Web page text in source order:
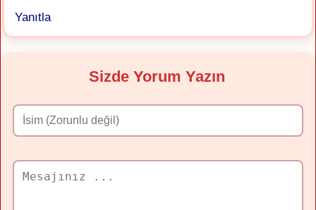
Yanıtla
Sizde Yorum Yazın